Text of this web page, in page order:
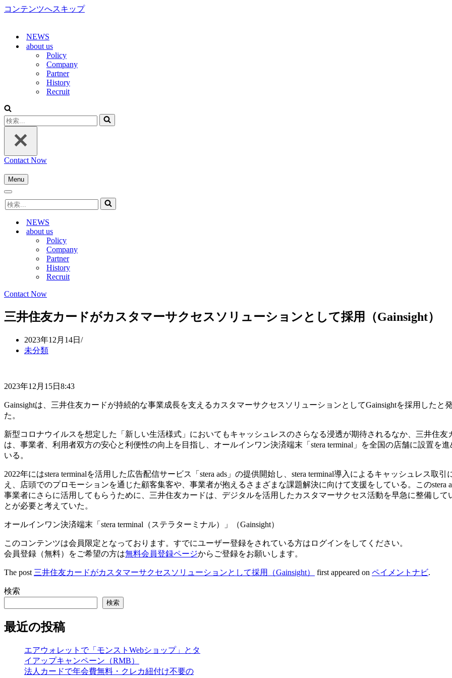
コンテンツへスキップ
NEWS
about us
Policy
Company
Partner
History
Recruit
検
索...
Contact Now
Menu
ナ
ゲ
シ
ョ
ナ
ビ
検
索...
NEWS
about us
Policy
Company
Partner
History
Recruit
Contact Now
三井住友カードがカスタマーサクセスソリューションとして採用（Gainsight）
2023年12月14日
未分類
2023年12月15日8:43
Gainsightは、三井住友カードが持続的な事業成長を支えるカスタマーサクセスソリューションとしてGainsightを採用したと
た。
新型コロナウイルスを想定した「新しい生活様式」においてもキャッシュレスのさらなる浸透が期待されるなか、三井住友
は、事業者、利用者双方の安心と利便性の向上を目指し、オールインワン決済端末「stera terminal」を全国の店舗に設置を進
いる。
2022年にはstera terminalを活用した広告配信サービス「stera ads」の提供開始し、stera terminal導入によるキャッシュレス取引
え、店頭でのプロモーションを通じた顧客集客や、事業者が抱えるさまざまな課題解決に向けて支援をしている。このstera
事業者にさらに活用してもらうために、三井住友カードは、デジタルを活用したカスタマーサクセス活動を早急に整備して
とが必要と考えていた。
オールインワン決済端末「stera terminal（ステラターミナル）」（Gainsight）
このコンテンツは会員限定となっております。すでにユーザー登録をされている方はログインをしてください。
会員登録（無料）をご希望の方は無料会員登録ページからご登録をお願いします。
The post 三井住友カードがカスタマーサクセスソリューションとして採用（Gainsight） first appeared on ペイメントナビ.
検索
検索
最近の投稿
エアウォレットで「モンストWebショップ」とタ
イアップキャンペーン（RMB）
法人カードで年会費無料・クレカ紐付け不要の